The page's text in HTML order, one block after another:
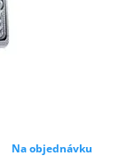
Na objednávku